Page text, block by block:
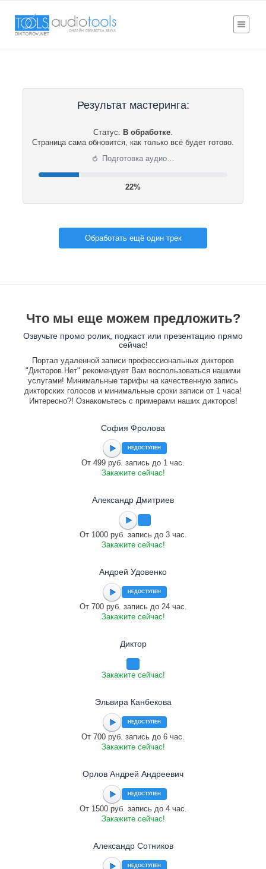
Результат мастеринга:
Статус: В обработке.
Страница сама обновится, как только всё будет готово.
⟳ Подготовка аудио…
22%
Обработать ещё один трек
Что мы еще можем предложить?
Озвучьте промо ролик, подкаст или презентацию прямо
сейчас!
Портал удаленной записи профессиональных дикторов
"Дикторов.Нет" рекомендует Вам воспользоваться нашими
услугами! Минимальные тарифы на качественную запись
дикторских голосов и минимальные сроки записи от 1 часа!
Интересно?! Ознакомьтесь с примерами наших дикторов!
София Фролова
НЕДОСТУПЕН
От 499 руб. запись до 1 час.
Закажите сейчас!
Александр Дмитриев
От 1000 руб. запись до 3 час.
Закажите сейчас!
Андрей Удовенко
НЕДОСТУПЕН
От 700 руб. запись до 24 час.
Закажите сейчас!
Диктор
Закажите сейчас!
Эльвира Канбекова
НЕДОСТУПЕН
От 700 руб. запись до 6 час.
Закажите сейчас!
Орлов Андрей Андреевич
НЕДОСТУПЕН
От 1500 руб. запись до 4 час.
Закажите сейчас!
Александр Сотников
НЕДОСТУПЕН